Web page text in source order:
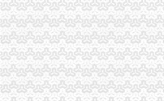
江津工商局渝中区代办营业执照
市工商局携重庆企业赴万州“招
沙坪坝区工商分局渝中区代办公
刘伍伦副巡视员一行到石柱县工
潼南县工商局规划年底全面实现
市重庆代办营业执照工商局副局